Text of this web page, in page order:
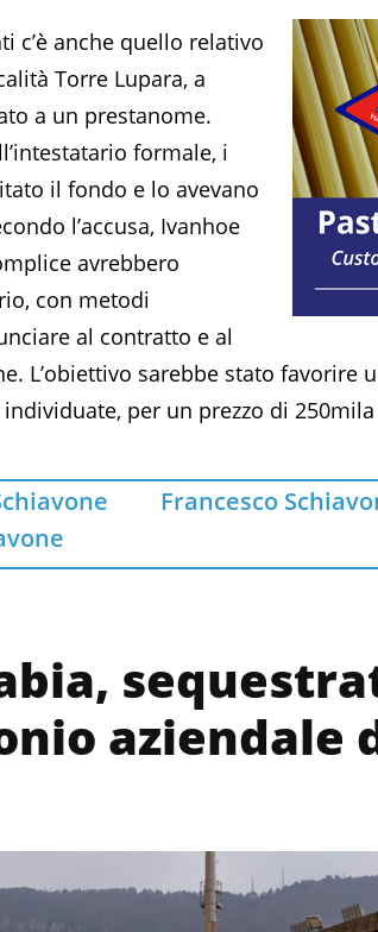
c’è anche quello relativo
Torre Lupara, a
a un prestanome.
formale, i
il fondo e lo avevano
l’accusa, Ivanhoe
avrebbero
con metodi
al contratto e al
L’obiettivo sarebbe stato favorire
per un prezzo di
Francesco
aziendale